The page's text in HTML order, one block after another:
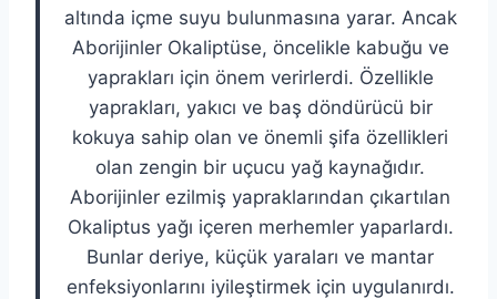
altında içme suyu bulunmasına yarar. Ancak
Aborijinler Okaliptüse, öncelikle kabuğu ve
yaprakları için önem verirlerdi. Özellikle
yaprakları, yakıcı ve baş döndürücü bir
kokuya sahip olan ve önemli şifa özellikleri
olan zengin bir uçucu yağ kaynağıdır.
Aborijinler ezilmiş yapraklarından çıkartılan
Okaliptus yağı içeren merhemler yaparlardı.
Bunlar deriye, küçük yaraları ve mantar
enfeksiyonlarını iyileştirmek için uygulanırdı.